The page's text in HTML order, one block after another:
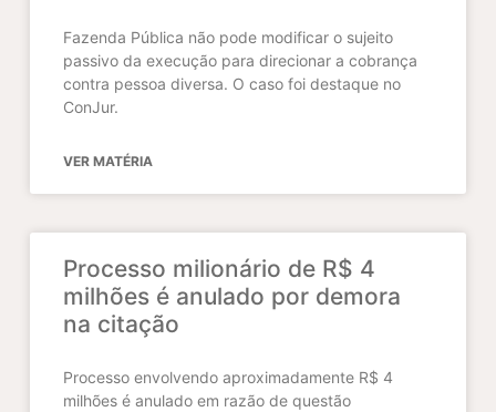
Fazenda Pública não pode modificar o sujeito
passivo da execução para direcionar a cobrança
contra pessoa diversa. O caso foi destaque no
ConJur.
VER MATÉRIA
Processo milionário de R$ 4
milhões é anulado por demora
na citação
Processo envolvendo aproximadamente R$ 4
milhões é anulado em razão de questão